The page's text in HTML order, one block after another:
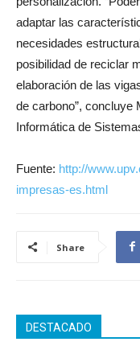
adaptar las
necesidades
posibilidad de reciclar
elaboración de las
de carbono”, concluye
Informática de
Fuente: http://
impresas-es.html
Share
DESTACADO